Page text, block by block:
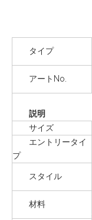
タイプ
アートNo.
説明
サイズ
エントリータイ
プ
スタイル
材料